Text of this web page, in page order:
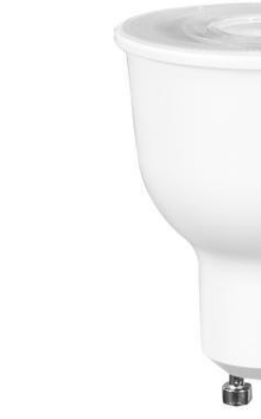
Светодиодные
Электромонтажные